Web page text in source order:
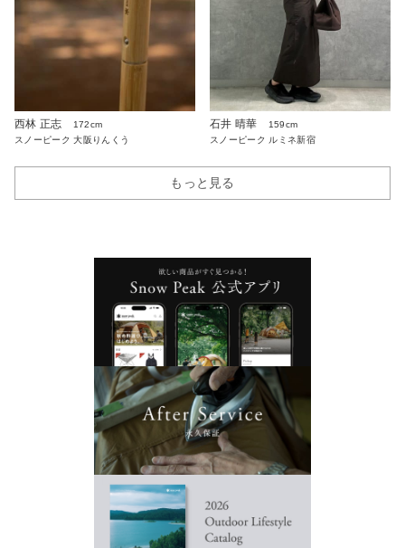
西林 正志
172cm
スノーピーク 大阪りんくう
石井 晴華
159cm
スノーピーク ルミネ新宿
もっと見る